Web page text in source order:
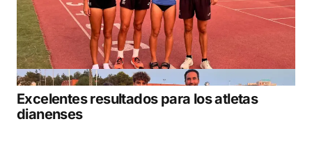
Excelentes resultados para los atletas
dianenses